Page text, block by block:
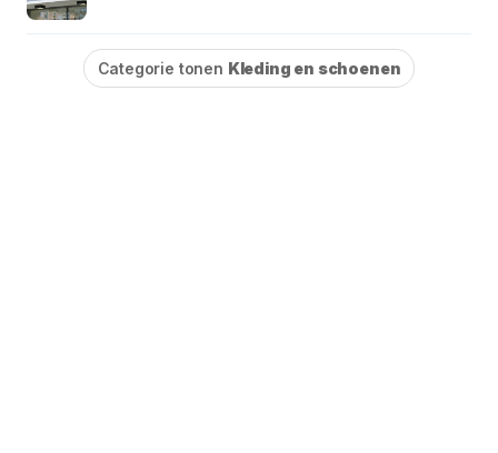
Categorie tonen Kleding en schoenen